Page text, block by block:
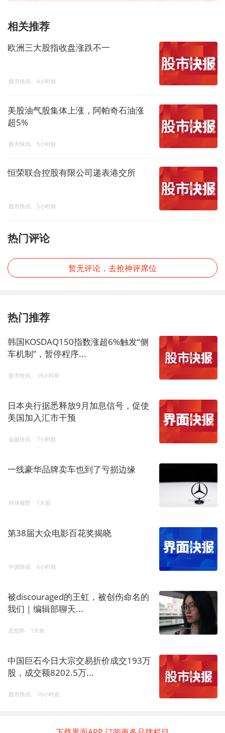
相关推荐
欧洲三大股指收盘涨跌不一
股市快讯 4小时前
美股油气股集体上涨，阿帕奇石油涨
超5%
股市快讯 5小时前
恒荣联合控股有限公司递表港交所
股市快讯 5小时前
热门评论
暂无评论，去抢神评席位
热门推荐
韩国KOSDAQ150指数涨超6%触发“侧
车机制”，暂停程序...
股市快讯 19小时前
日本央行据悉释放9月加息信号，促使
美国加入汇市干预
金融快讯 7小时前
一线豪华品牌卖车也到了亏损边缘
环球视野 1天前
第38届大众电影百花奖揭晓
中国快讯 6小时前
被discouraged的王虹，被创伤命名的
我们｜编辑部聊天...
思想界 1天前
中国巨石今日大宗交易折价成交193万
股，成交额8202.5万...
股市快讯 10小时前